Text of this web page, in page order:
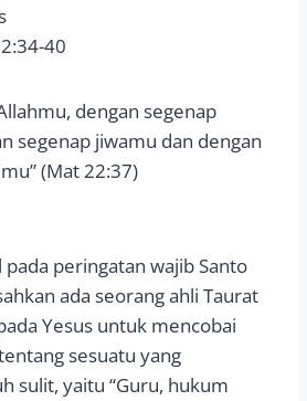
40
dengan segenap
segenap jiwamu dan dengan
(Mat 22:37)
pada peringatan wajib Santo
ada seorang ahli Taurat
Yesus untuk mencobai
sesuatu yang
sulit, yaitu “Guru, hukum